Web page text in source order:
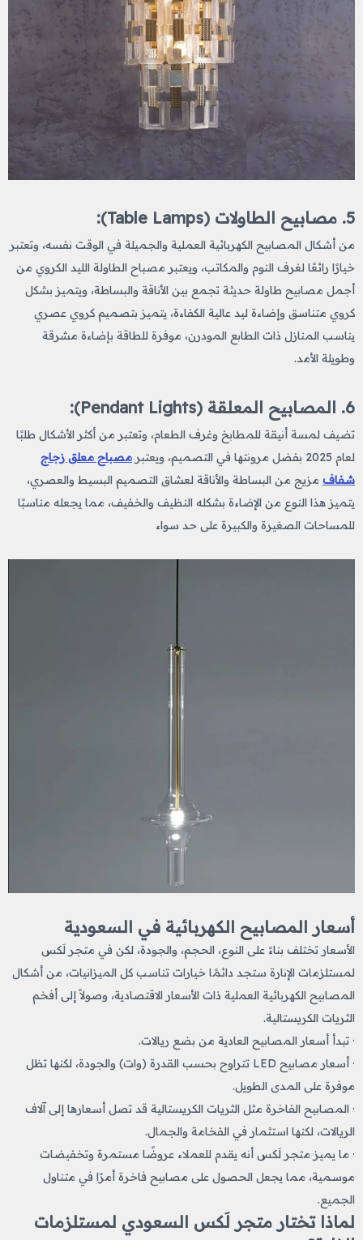
5. مصابيح الطاولات (Table Lamps):
من أشكال المصابيح الكهربائية العملية والجميلة في الوقت نفسه، وتعتبر
خيارًا رائعًا لغرف النوم والمكاتب، ويعتبر مصباح الطاولة الليد الكروي من
أجمل مصابيح طاولة حديثة تجمع بين الأناقة والبساطة، ويتميز بشكل
كروي متناسق وإضاءة ليد عالية الكفاءة، يتميز بتصميم كروي عصري
يناسب المنازل ذات الطابع المودرن، موفرة للطاقة بإضاءة مشرقة
وطويلة الأمد.
6. المصابيح المعلقة (Pendant Lights):
تضيف لمسة أنيقة للمطابخ وغرف الطعام، وتعتبر من أكثر الأشكال طلبًا
لعام 2025 بفضل مرونتها في التصميم، ويعتبر
مصباح معلق زجاج
شفاف مزيج من البساطة والأناقة لعشاق التصميم البسيط والعصري،
يتميز هذا النوع من الإضاءة بشكله النظيف والخفيف، مما يجعله مناسبًا
للمساحات الصغيرة والكبيرة على حد سواء
أسعار المصابيح الكهربائية في السعودية
الأسعار تختلف بناءً على النوع، الحجم، والجودة، لكن في متجر لَكس
لمستلزمات الإنارة ستجد دائمًا خيارات تناسب كل الميزانيات، من أشكال
المصابيح الكهربائية العملية ذات الأسعار الاقتصادية، وصولاً إلى أفخم
الثريات الكريستالية.
· تبدأ أسعار المصابيح العادية من بضع ريالات.
· أسعار مصابيح LED تتراوح بحسب القدرة (وات) والجودة، لكنها تظل
موفرة على المدى الطويل.
· المصابيح الفاخرة مثل الثريات الكريستالية قد تصل أسعارها إلى آلاف
الريالات، لكنها استثمار في الفخامة والجمال.
· ما يميز متجر لَكس أنه يقدم للعملاء عروضًا مستمرة وتخفيضات
موسمية، مما يجعل الحصول على مصابيح فاخرة أمرًا في متناول
الجميع.
لماذا تختار متجر لَكس السعودي لمستلزمات